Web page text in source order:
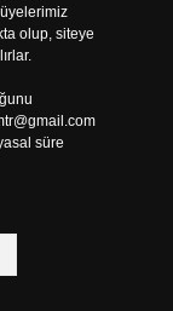
olup, siteye
süre